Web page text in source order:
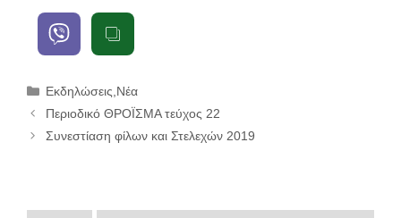
Κατηγορίες
Εκδηλώσεις Νέα
Περιοδικό ΘΡΟΪΣΜΑ τεύχος 22
Συνεστίαση φίλων και Στελεχών 2019